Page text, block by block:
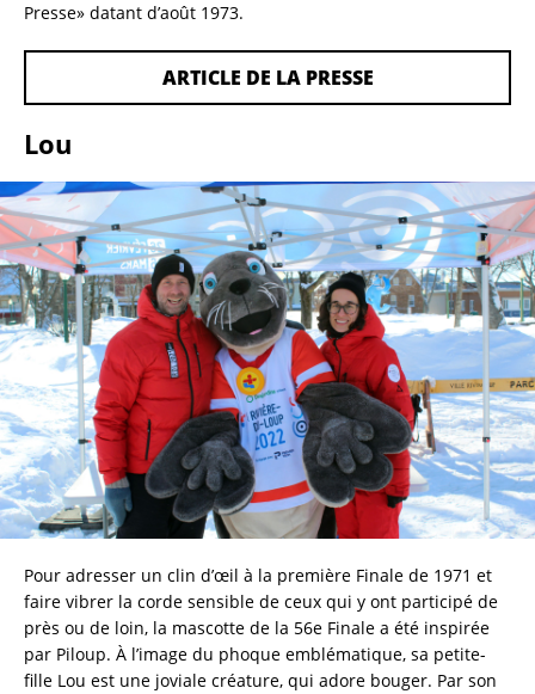
Presse» datant d’août 1973.
ARTICLE DE LA PRESSE
Lou
Pour adresser un clin d’œil à la première Finale de 1971 et
faire vibrer la corde sensible de ceux qui y ont participé de
près ou de loin, la mascotte de la 56e Finale a été inspirée
par Piloup. À l’image du phoque emblématique, sa petite-
fille Lou est une joviale créature, qui adore bouger. Par son